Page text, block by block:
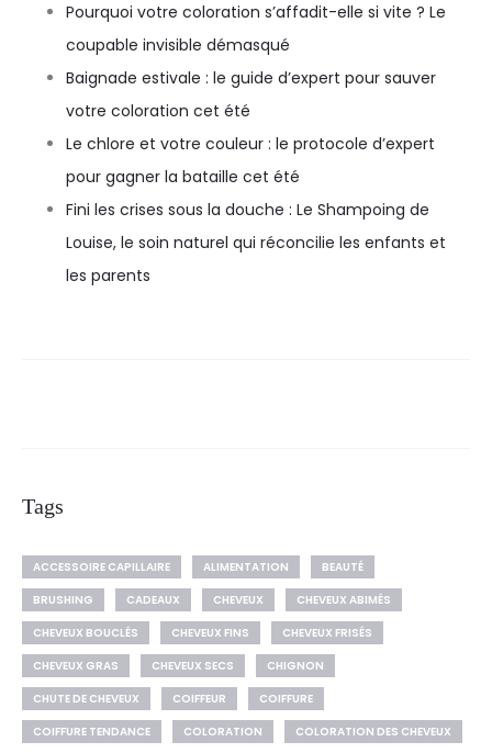
Pourquoi votre coloration s’affadit-elle si vite ? Le
coupable invisible démasqué
Baignade estivale : le guide d’expert pour sauver
votre coloration cet été
Le chlore et votre couleur : le protocole d’expert
pour gagner la bataille cet été
Fini les crises sous la douche : Le Shampoing de
Louise, le soin naturel qui réconcilie les enfants et
les parents
Tags
ACCESSOIRE CAPILLAIRE ALIMENTATION
BEAUTÉ
BRUSHING
CADEAUX CHEVEUX
CHEVEUX ABIMÉS
CHEVEUX BOUCLÉS
CHEVEUX FINS
CHEVEUX FRISÉS
CHEVEUX GRAS
CHEVEUX SECS
CHIGNON
CHUTE DE CHEVEUX
COIFFEUR
COIFFURE
COIFFURE TENDANCE
COLORATION
COLORATION DES CHEVEUX